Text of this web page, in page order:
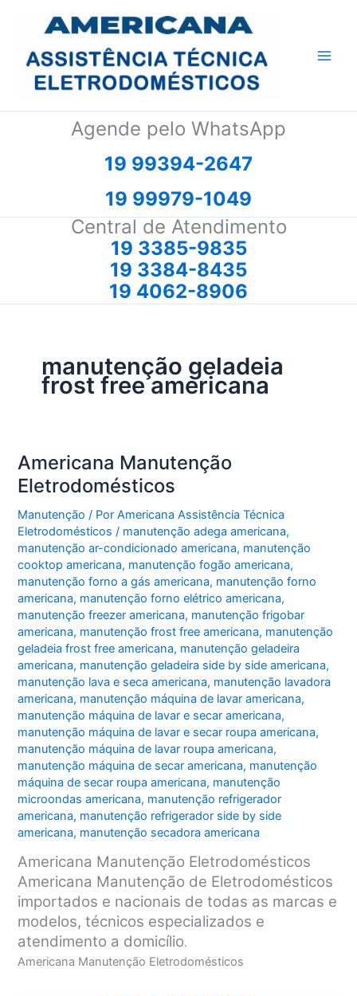
conteúdo
Agende pelo WhatsApp
19 99394-2647
19 99979-1049
Central de Atendimento
19 3385-9835
19 3384-8435
19 4062-8906
manutenção geladeia
frost free americana
Americana Manutenção
Eletrodomésticos
Manutenção / PorAmericana Assistência Técnica
Eletrodomésticos / manutenção adega americana,
manutenção ar-condicionado americana, manutenção
cooktop americana, manutenção fogão americana,
manutenção forno a gás americana, manutenção forno
americana, manutenção forno elétrico americana,
manutenção freezer americana, manutenção frigobar
americana, manutenção frost free americana, manutenção
geladeia frost free americana, manutenção geladeira
americana, manutenção geladeira side by side americana,
manutenção lava e seca americana, manutenção lavadora
americana, manutenção máquina de lavar americana,
manutenção máquina de lavar e secar americana,
manutenção máquina de lavar e secar roupa americana,
manutenção máquina de lavar roupa americana,
manutenção máquina de secar americana, manutenção
máquina de secar roupa americana, manutenção
microondas americana, manutenção refrigerador
americana, manutenção refrigerador side by side
americana, manutenção secadora americana
Americana Manutenção Eletrodomésticos
Americana Manutenção de Eletrodomésticos
importados e nacionais de todas as marcas e
modelos, técnicos especializados e
atendimento a domicílio.
Americana Manutenção Eletrodomésticos